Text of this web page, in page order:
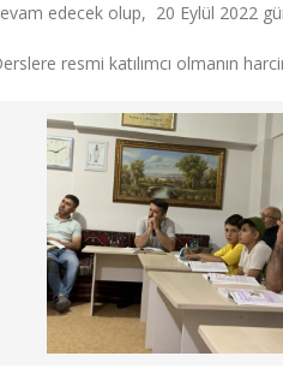
edecek olup, 20 Eylül 2022
resmi katılımcı olmanın